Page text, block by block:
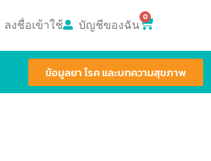
ลงชื่อเข้าใช้ บัญชีของฉัน 0
ข้อมูลยา โรค และบทความสุขภาพ